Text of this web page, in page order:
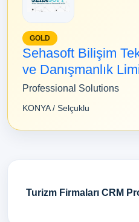
GOLD
Sehasoft Bilişim
ve Danışmanlık
Professional Solutions
KONYA / Selçuklu
Turizm Firmaları CRM